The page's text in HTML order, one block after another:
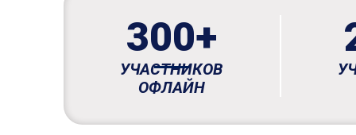
300+
УЧАСТНИКОВ
ОФЛАЙН